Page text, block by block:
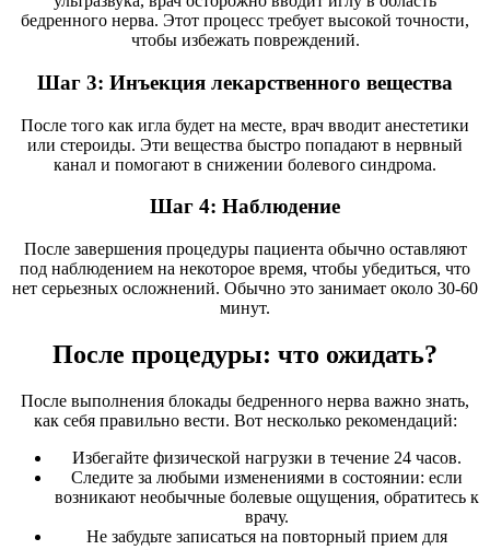
бедренного нерва. Этот процесс требует высокой точности,
чтобы избежать повреждений.
Шаг 3: Инъекция лекарственного вещества
После того как игла будет на месте, врач вводит анестетики
или стероиды. Эти вещества быстро попадают в нервный
канал и помогают в снижении болевого синдрома.
Шаг 4: Наблюдение
После завершения процедуры пациента обычно оставляют
под наблюдением на некоторое время, чтобы убедиться, что
нет серьезных осложнений. Обычно это занимает около 30-60
минут.
После процедуры: что ожидать?
После выполнения блокады бедренного нерва важно знать,
как себя правильно вести. Вот несколько рекомендаций:
Избегайте физической нагрузки в течение 24 часов.
Следите за любыми изменениями в состоянии: если
возникают необычные болевые ощущения, обратитесь к
врачу.
Не забудьте записаться на повторный прием для